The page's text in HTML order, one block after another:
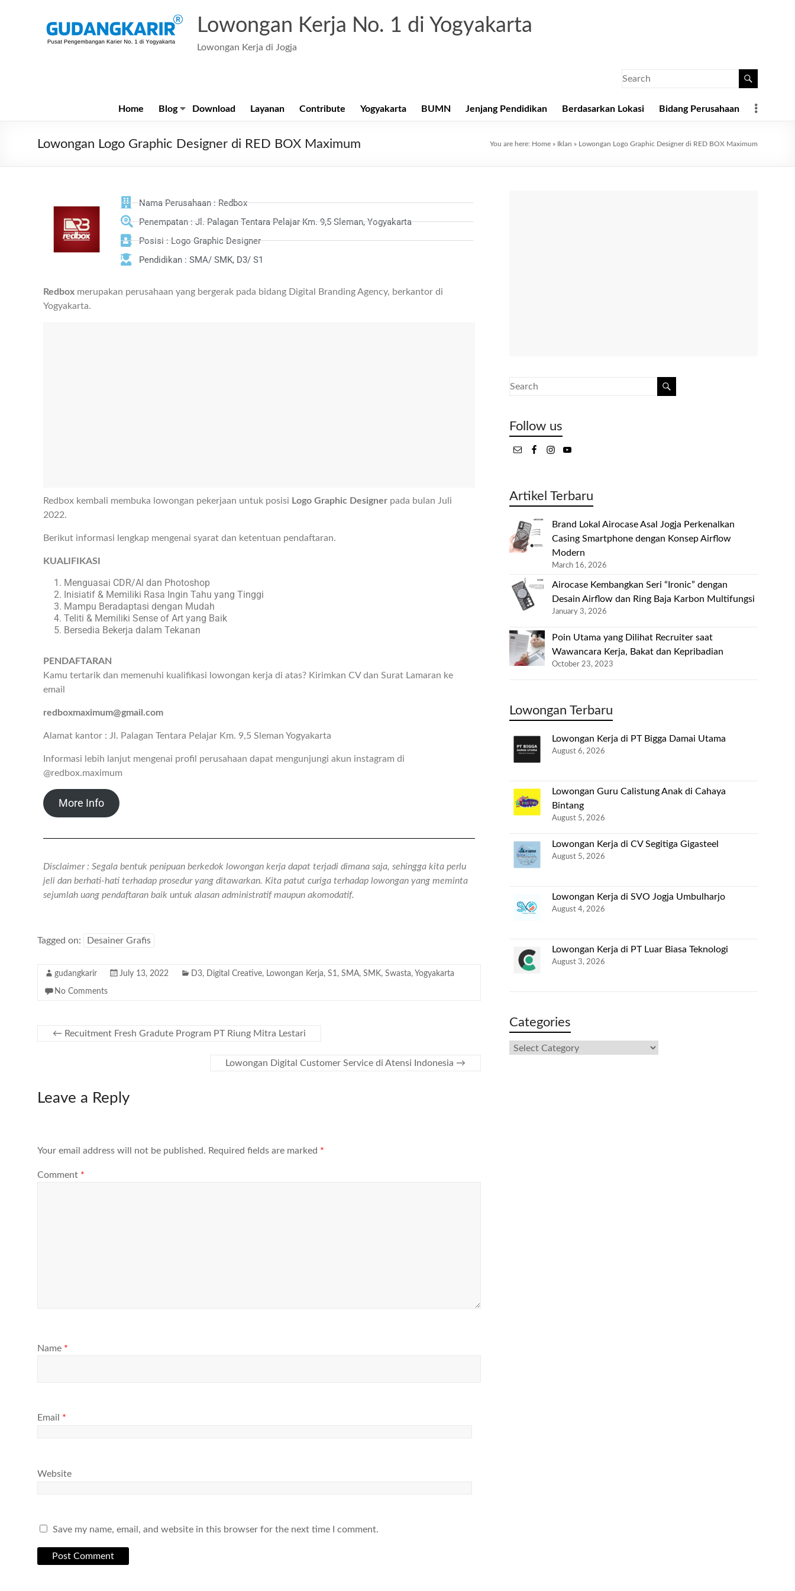
Lowongan Kerja No. 1 di Yogyakarta
Lowongan Kerja di Jogja
Home Blog Download Layanan Contribute Yogyakarta BUMN Jenjang Pendidikan Berdasarkan Lokasi Bidang Perusahaan
Lowongan Logo Graphic Designer di RED BOX Maximum You are here: Home » Iklan » Lowongan Logo Graphic Designer di RED BOX Maximum
Nama Perusahaan : Redbox
Penempatan : Jl. Palagan Tentara Pelajar Km. 9,5 Sleman, Yogyakarta
Posisi : Logo Graphic Designer
Pendidikan : SMA/ SMK, D3/ S1
Redbox merupakan perusahaan yang bergerak pada bidang Digital Branding Agency, berkantor di
Yogyakarta.
Redbox kembali membuka lowongan pekerjaan untuk posisi Logo Graphic Designer pada bulan Juli
2022.
Berikut informasi lengkap mengenai syarat dan ketentuan pendaftaran.
KUALIFIKASI
Menguasai CDR/Al dan Photoshop
Inisiatif & Memiliki Rasa Ingin Tahu yang Tinggi
Mampu Beradaptasi dengan Mudah
Teliti & Memiliki Sense of Art yang Baik
Bersedia Bekerja dalam Tekanan
PENDAFTARAN
Kamu tertarik dan memenuhi kualifikasi lowongan kerja di atas? Kirimkan CV dan Surat Lamaran ke
email
redboxmaximum@gmail.com
Alamat kantor : Jl. Palagan Tentara Pelajar Km. 9,5 Sleman Yogyakarta
Informasi lebih lanjut mengenai profil perusahaan dapat mengunjungi akun instagram di
@redbox.maximum
More Info
Disclaimer : Segala bentuk penipuan berkedok lowongan kerja dapat terjadi dimana saja, sehingga kita perlu
jeli dan berhati-hati terhadap prosedur yang ditawarkan. Kita patut curiga terhadap lowongan yang meminta
sejumlah uang pendaftaran baik untuk alasan administratif maupun akomodatif.
Tagged on: Desainer Grafis
gudangkarir July 13, 2022 D3, Digital Creative, Lowongan Kerja, S1, SMA, SMK, Swasta, Yogyakarta
No Comments
← Recuitment Fresh Gradute Program PT Riung Mitra Lestari
Lowongan Digital Customer Service di Atensi Indonesia →
Leave a Reply
Your email address will not be published. Required fields are marked *
Comment *
Name *
Email *
Website
Save my name, email, and website in this browser for the next time I comment.
Follow us
Artikel Terbaru
Brand Lokal Airocase Asal Jogja Perkenalkan
Casing Smartphone dengan Konsep Airflow
Modern
March 16, 2026
Airocase Kembangkan Seri “Ironic” dengan
Desain Airflow dan Ring Baja Karbon Multifungsi
January 3, 2026
Poin Utama yang Dilihat Recruiter saat
Wawancara Kerja, Bakat dan Kepribadian
October 23, 2023
Lowongan Terbaru
Lowongan Kerja di PT Bigga Damai Utama
August 6, 2026
Lowongan Guru Calistung Anak di Cahaya
Bintang
August 5, 2026
Lowongan Kerja di CV Segitiga Gigasteel
August 5, 2026
Lowongan Kerja di SVO Jogja Umbulharjo
August 4, 2026
Lowongan Kerja di PT Luar Biasa Teknologi
August 3, 2026
Categories